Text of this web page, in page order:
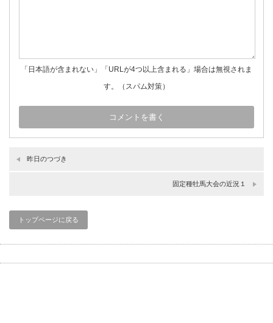
「日本語が含まれない」「URLが4つ以上含まれる」場合は無視されま
す。（スパム対策）
昨日のつづき
固定種牡馬大会の近況１
トップページに戻る